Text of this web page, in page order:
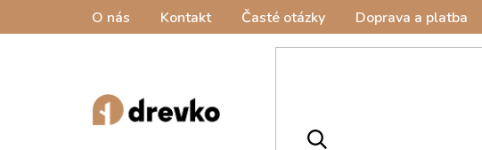
O nás Kontakt Časté otázky Doprava a platba